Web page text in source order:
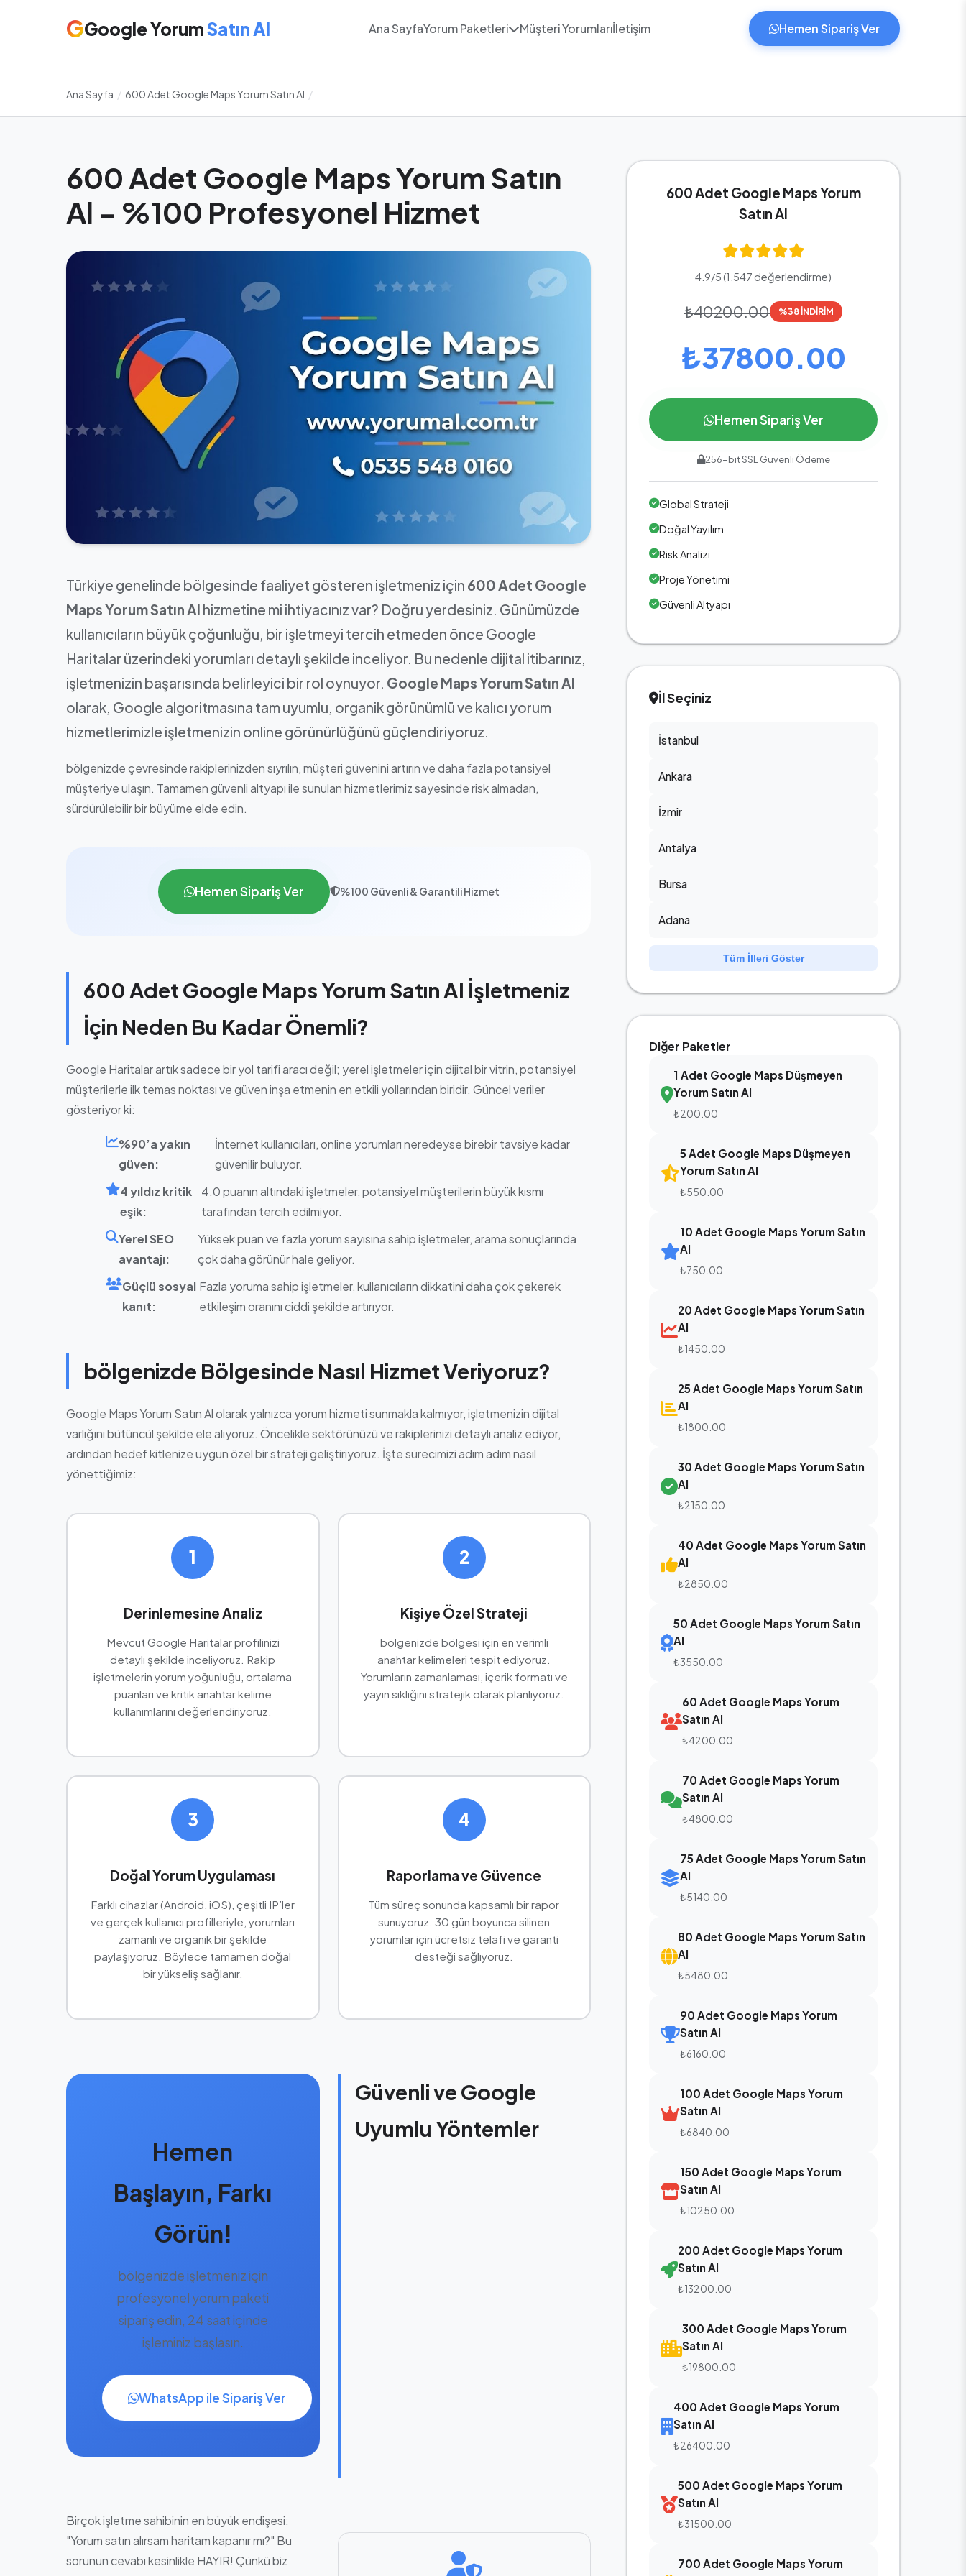
GGoogle YorumSatın Al Ana SayfaYorum Paketleri Müşteri Yorumlarıİletişim Hemen Sipariş Ver
Ana Sayfa / 600 Adet Google Maps Yorum Satın Al /
600 Adet Google Maps Yorum Satın
Al - %100 Profesyonel Hizmet
Türkiye genelinde bölgesinde faaliyet gösteren işletmeniz için 600 Adet Google
Maps Yorum Satın Al hizmetine mi ihtiyacınız var? Doğru yerdesiniz. Günümüzde
kullanıcıların büyük çoğunluğu, bir işletmeyi tercih etmeden önce Google
Haritalar üzerindeki yorumları detaylı şekilde inceliyor. Bu nedenle dijital itibarınız,
işletmenizin başarısında belirleyici bir rol oynuyor. Google Maps Yorum Satın Al
olarak, Google algoritmasına tam uyumlu, organik görünümlü ve kalıcı yorum
hizmetlerimizle işletmenizin online görünürlüğünü güçlendiriyoruz.
bölgenizde çevresinde rakiplerinizden sıyrılın, müşteri güvenini artırın ve daha fazla potansiyel
müşteriye ulaşın. Tamamen güvenli altyapı ile sunulan hizmetlerimiz sayesinde risk almadan,
sürdürülebilir bir büyüme elde edin.
Hemen Sipariş Ver %100 Güvenli & Garantili Hizmet
600 Adet Google Maps Yorum Satın Al İşletmeniz
İçin Neden Bu Kadar Önemli?
Google Haritalar artık sadece bir yol tarifi aracı değil; yerel işletmeler için dijital bir vitrin, potansiyel
müşterilerle ilk temas noktası ve güven inşa etmenin en etkili yollarından biridir. Güncel veriler
gösteriyor ki:
%90’a yakın
güven:
İnternet kullanıcıları, online yorumları neredeyse birebir tavsiye kadar
güvenilir buluyor.
4 yıldız kritik
eşik:
4.0 puanın altındaki işletmeler, potansiyel müşterilerin büyük kısmı
tarafından tercih edilmiyor.
Yerel SEO
avantajı:
Yüksek puan ve fazla yorum sayısına sahip işletmeler, arama sonuçlarında
çok daha görünür hale geliyor.
Güçlü sosyal
kanıt:
Fazla yoruma sahip işletmeler, kullanıcıların dikkatini daha çok çekerek
etkileşim oranını ciddi şekilde artırıyor.
bölgenizde Bölgesinde Nasıl Hizmet Veriyoruz?
Google Maps Yorum Satın Al olarak yalnızca yorum hizmeti sunmakla kalmıyor, işletmenizin dijital
varlığını bütüncül şekilde ele alıyoruz. Öncelikle sektörünüzü ve rakiplerinizi detaylı analiz ediyor,
ardından hedef kitlenize uygun özel bir strateji geliştiriyoruz. İşte sürecimizi adım adım nasıl
yönettiğimiz:
1
Derinlemesine Analiz
Mevcut Google Haritalar profilinizi
detaylı şekilde inceliyoruz. Rakip
işletmelerin yorum yoğunluğu, ortalama
puanları ve kritik anahtar kelime
kullanımlarını değerlendiriyoruz.
2
Kişiye Özel Strateji
bölgenizde bölgesi için en verimli
anahtar kelimeleri tespit ediyoruz.
Yorumların zamanlaması, içerik formatı ve
yayın sıklığını stratejik olarak planlıyoruz.
3
Doğal Yorum Uygulaması
Farklı cihazlar (Android, iOS), çeşitli IP’ler
ve gerçek kullanıcı profilleriyle, yorumları
zamanlı ve organik bir şekilde
paylaşıyoruz. Böylece tamamen doğal
bir yükseliş sağlanır.
4
Raporlama ve Güvence
Tüm süreç sonunda kapsamlı bir rapor
sunuyoruz. 30 gün boyunca silinen
yorumlar için ücretsiz telafi ve garanti
desteği sağlıyoruz.
Hemen
Başlayın, Farkı
Görün!
bölgenizde işletmeniz için
profesyonel yorum paketi
sipariş edin, 24 saat içinde
işleminiz başlasın.
WhatsApp ile Sipariş Ver
Güvenli ve Google
Uyumlu Yöntemler
Birçok işletme sahibinin en büyük endişesi:
"Yorum satın alırsam haritam kapanır mı?" Bu
sorunun cevabı kesinlikle HAYIR! Çünkü biz
600 Adet Google Maps Yorum
Satın Al
4.9/5 (1.547 değerlendirme)
₺40200.00 %38 İNDİRİM
₺37800.00
Hemen Sipariş Ver
256-bit SSL Güvenli Ödeme
Global Strateji
Doğal Yayılım
Risk Analizi
Proje Yönetimi
Güvenli Altyapı
İl Seçiniz
İstanbul
Ankara
İzmir
Antalya
Bursa
Adana
Tüm İlleri Göster
Diğer Paketler
1 Adet Google Maps Düşmeyen
Yorum Satın Al
₺200.00
5 Adet Google Maps Düşmeyen
Yorum Satın Al
₺550.00
10 Adet Google Maps Yorum Satın
Al
₺750.00
20 Adet Google Maps Yorum Satın
Al
₺1450.00
25 Adet Google Maps Yorum Satın
Al
₺1800.00
30 Adet Google Maps Yorum Satın
Al
₺2150.00
40 Adet Google Maps Yorum Satın
Al
₺2850.00
50 Adet Google Maps Yorum Satın
Al
₺3550.00
60 Adet Google Maps Yorum
Satın Al
₺4200.00
70 Adet Google Maps Yorum
Satın Al
₺4800.00
75 Adet Google Maps Yorum Satın
Al
₺5140.00
80 Adet Google Maps Yorum Satın
Al
₺5480.00
90 Adet Google Maps Yorum
Satın Al
₺6160.00
100 Adet Google Maps Yorum
Satın Al
₺6840.00
150 Adet Google Maps Yorum
Satın Al
₺10250.00
200 Adet Google Maps Yorum
Satın Al
₺13200.00
300 Adet Google Maps Yorum
Satın Al
₺19800.00
400 Adet Google Maps Yorum
Satın Al
₺26400.00
500 Adet Google Maps Yorum
Satın Al
₺31500.00
700 Adet Google Maps Yorum